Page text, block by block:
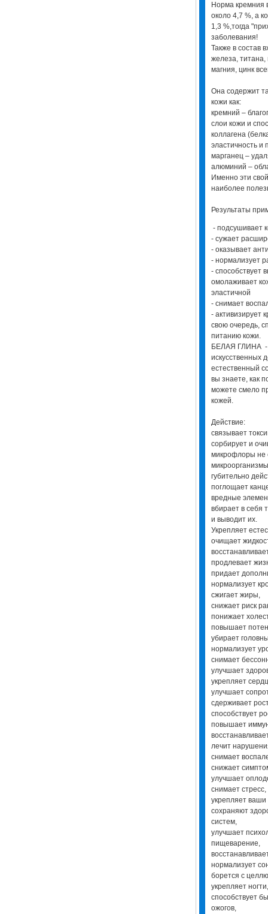
Норма кремния
около 4,7 %, а
1,3 %,тогда
заболевания!
Также в состав
железа, титана,
магния, цинк
Она содержит
кожи как:
кремний –
слои кожи и
коллагена
эластичность и
марганец –
алюминий –
Именно эти
наиболее
Результаты
- подсушивает
- сужает
- оказывает
- нормализует
- способствует
омолаживает
эластичной
- снимает
- активизирует
свою очередь,
питанию кожи.
БЕЛАЯ ГЛИНА -
искусственных
естественный
вы знаете, как
можете смело
кожей.
Действие:
связывает
сорбирует и
микрофлоры не
губительно
поглощает
вредные
вбирает в себя
и выводит их.
Укрепляет
очищает
продлевает
придает
нормализует
сжигает жиры,
снижает риск
понижает
повышает
убирает
нормализует
снимает
улучшает
укрепляет
улучшает
сдерживает
способствует
повышает
лечит
снимает
снижает
улучшает
снимает стресс,
укрепляет
сохраняют
систем,
улучшает
пищеварение,
нормализует
борется с
укрепляет
способствует
ожогов,